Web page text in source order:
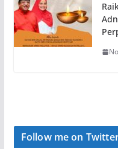
Follow me on